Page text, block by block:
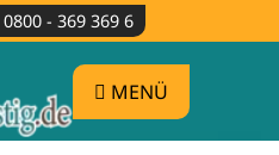
0800 - 369 369 6
MENÜ